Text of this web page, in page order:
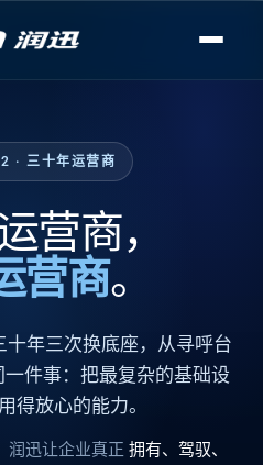
· 三十年运营商
营商，
营商。
年三次换底座，从寻呼台
一件事：把最复杂的基础设
得放心的能力。
润迅让企业真正 拥有、驾驭、